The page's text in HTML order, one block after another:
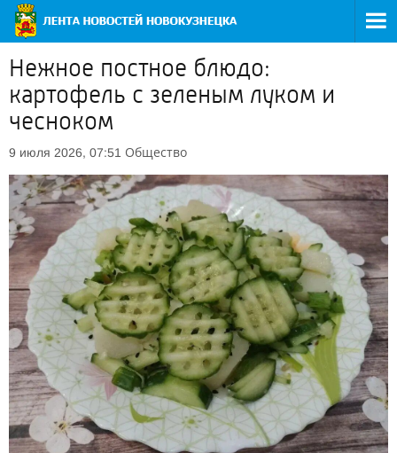
Нежное постное блюдо:
картофель с зеленым луком и
чесноком
9 июля 2026, 07:51 Общество